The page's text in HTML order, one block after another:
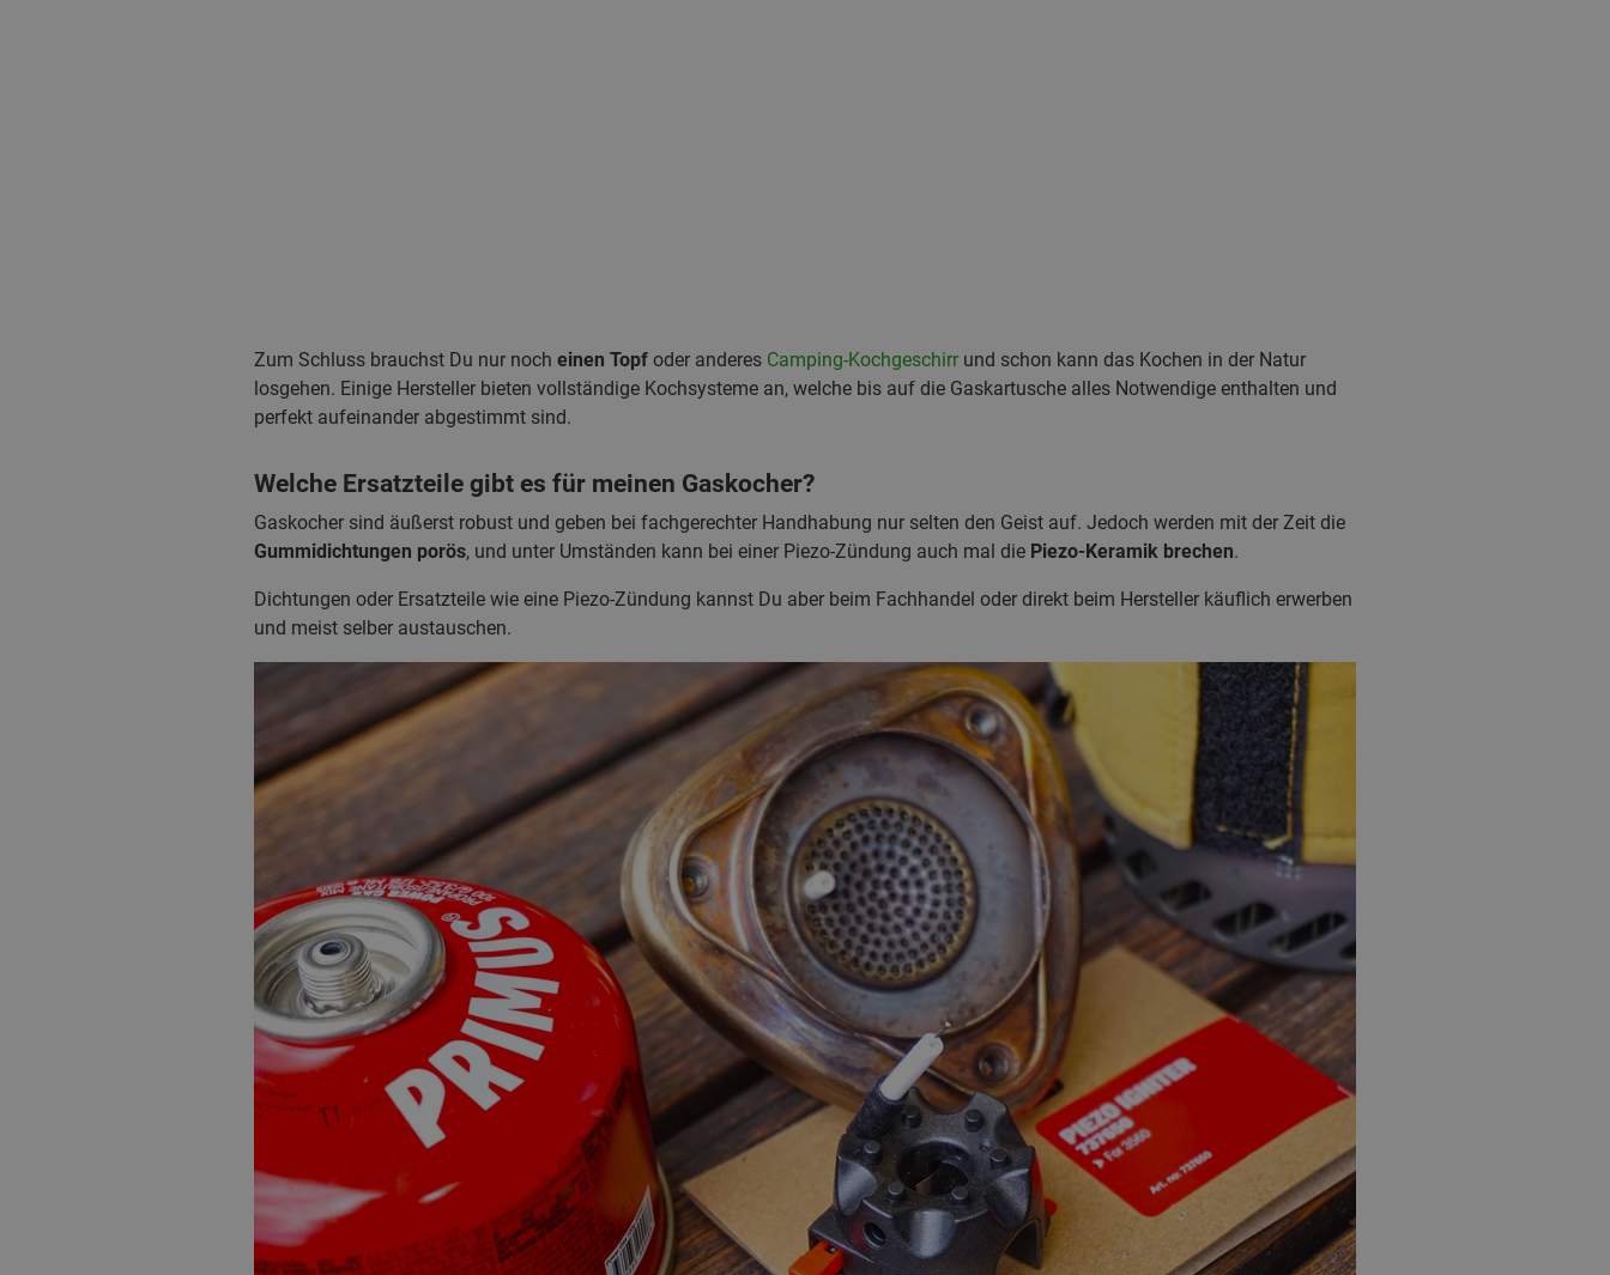
Zum Schluss brauchst Du nur noch einen Topfoder anderes Camping-Kochgeschirrund schon kann das Kochen in der Natur
losgehen. Einige Hersteller bieten vollständige Kochsysteme an, welche bis auf die Gaskartusche alles Notwendige enthalten und
perfekt aufeinander abgestimmt sind.
Welche Ersatzteile gibt es für meinen Gaskocher?
Gaskocher sind äußerst robust und geben bei fachgerechter Handhabung nur selten den Geist auf. Jedoch werden mit der Zeit die
Gummidichtungen porös, und unter Umständen kann bei einer Piezo-Zündung auch mal die Piezo-Keramik brechen.
Dichtungen oder Ersatzteile wie eine Piezo-Zündung kannst Du aber beim Fachhandel oder direkt beim Hersteller käuflich erwerben
und meist selber austauschen.